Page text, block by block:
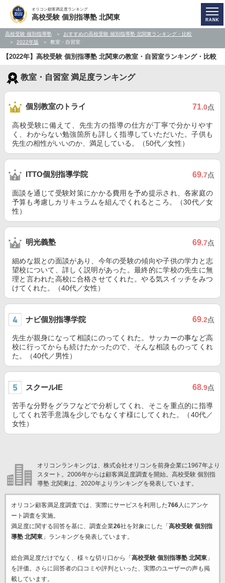
オリコン顧客満足度ランキング
高校受験 個別指導塾 北関東
高校受験 個別指導塾
おすすめの高校受験 個別指導塾 北関東ランキング・比較
2022年版
教室・自習室
【2022年】高校受験 個別指導塾 北関東の教室・自習室ランキング・比較
教室・自習室 満足度ランキング
個別教室のトライ 71.0点
高校受験に備えて、先生方の指導の仕方が丁寧で分かりやす
く、わからない勉強箇所も詳しく指導していただいた。子供も
先生の相性がいいのか、満足している。（50代／女性）
ITTO個別指導学院 69.7点
面談を通じて受験対策にかかる費用を予め提示され、各家庭の
予算も考慮しカリキュラムを組んでくれるところ。（30代／女
性）
明光義塾 69.7点
細めな親との面談があり、今年の受験の傾向や子供の学力と志
望校について、詳しく説明があった。最終的に学校の先生に無
理と言われた高校に合格させてくれた。やる気スイッチをみつ
けてくれた。（40代／女性）
ナビ個別指導学院 69.2点
先生が親身になって相談にのってくれた。サッカーの事など高
校に行ってからも続けたかったので、そんな相談ものってくれ
た。（40代／男性）
スクールIE 68.9点
苦手な分野をグラフなどで分析してくれ、そこを重点的に指導
してくれ苦手意識を少しでもなくす様にしてくれた。（40代／
女性）
オリコンランキングは、株式会社オリコンを前身企業に1967年より
スタート。2006年からは顧客満足度調査を開始。高校受験 個別指
導塾 北関東は、2020年よりランキングを発表しています。
オリコン顧客満足度調査では、実際にサービスを利用した766人にアンケ
ート調査を実施。
満足度に関する回答を基に、調査企業26社を対象にした「 高校受験 個別指
導塾 北関東」ランキングを発表しています。
総合満足度だけでなく、様々な切り口から「 高校受験 個別指導塾 北関東」
を評価。さらに回答者の口コミや評判といった、実際のユーザーの声も掲
載しています。